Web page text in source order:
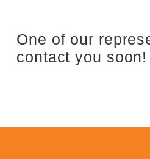
One of our
contact you soon!